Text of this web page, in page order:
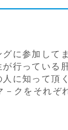
グに参加して
行っている
に知って頂く
クをそれぞ